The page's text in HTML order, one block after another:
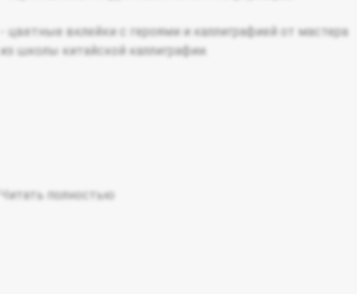
- цветные вклейки с героями и каллиграфией от мастера
из школы китайской каллиграфии.
Читать полностью